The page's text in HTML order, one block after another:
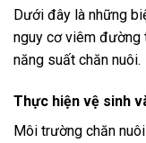
Dưới đây là những
nguy cơ viêm đường
năng suất chăn nuôi.
Thực hiện vệ sinh
Môi trường chăn